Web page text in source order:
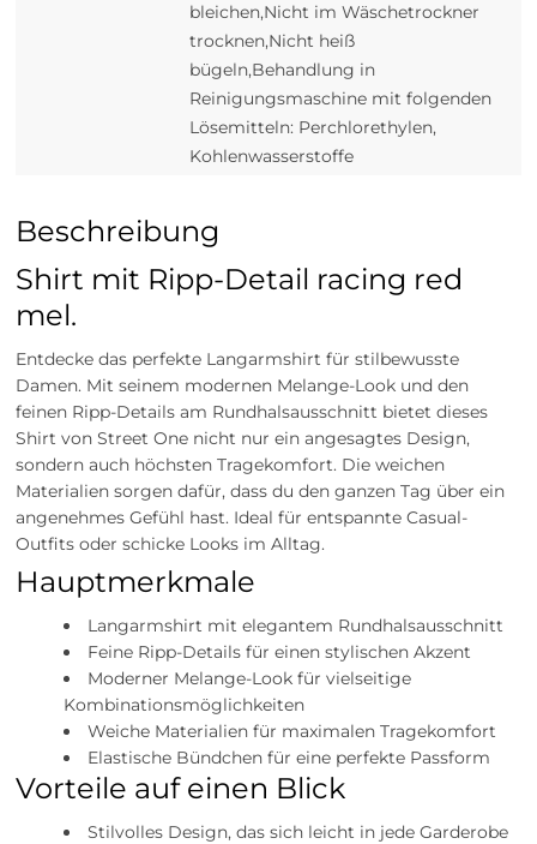
bleichen,Nicht im Wäschetrockner
trocknen,Nicht heiß
bügeln,Behandlung in
Reinigungsmaschine mit folgenden
Lösemitteln: Perchlorethylen,
Kohlenwasserstoffe
Beschreibung
Shirt mit Ripp-Detail racing red
mel.
Entdecke das perfekte Langarmshirt für stilbewusste
Damen. Mit seinem modernen Melange-Look und den
feinen Ripp-Details am Rundhalsausschnitt bietet dieses
Shirt von Street One nicht nur ein angesagtes Design,
sondern auch höchsten Tragekomfort. Die weichen
Materialien sorgen dafür, dass du den ganzen Tag über ein
angenehmes Gefühl hast. Ideal für entspannte Casual-
Outfits oder schicke Looks im Alltag.
Hauptmerkmale
Langarmshirt mit elegantem Rundhalsausschnitt
Feine Ripp-Details für einen stylischen Akzent
Moderner Melange-Look für vielseitige
Kombinationsmöglichkeiten
Weiche Materialien für maximalen Tragekomfort
Elastische Bündchen für eine perfekte Passform
Vorteile auf einen Blick
Stilvolles Design, das sich leicht in jede Garderobe